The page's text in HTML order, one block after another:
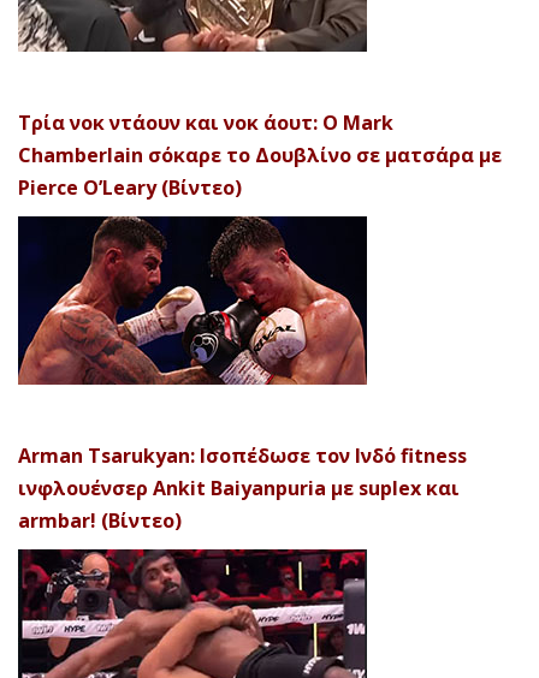
Τρία νοκ ντάουν και νοκ άουτ: Ο Mark
Chamberlain σόκαρε το Δουβλίνο σε ματσάρα με
Pierce O’Leary (Βίντεο)
Arman Tsarukyan: Ισοπέδωσε τον Ινδό fitness
ινφλουένσερ Ankit Baiyanpuria με suplex και
armbar! (Βίντεο)